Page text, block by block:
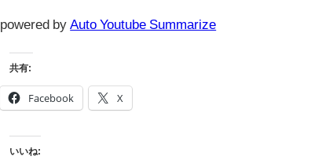
powered by Auto Youtube Summarize
共有:
Facebook X
いいね: